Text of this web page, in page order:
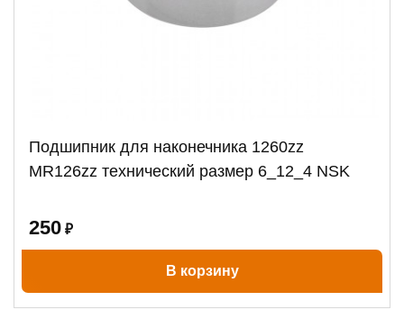
Подшипник для наконечника 1260zz
MR126zz технический размер 6_12_4 NSK
250 ₽
В корзину